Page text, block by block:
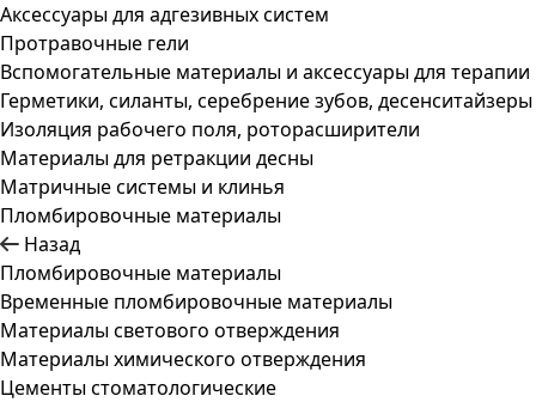
Аксессуары для адгезивных систем
Протравочные гели
Вспомогательные материалы и аксессуары для терапии
Герметики, силанты, серебрение зубов, десенситайзеры
Изоляция рабочего поля, роторасширители
Материалы для ретракции десны
Матричные системы и клинья
Пломбировочные материалы
Назад
Пломбировочные материалы
Временные пломбировочные материалы
Материалы светового отверждения
Материалы химического отверждения
Цементы стоматологические